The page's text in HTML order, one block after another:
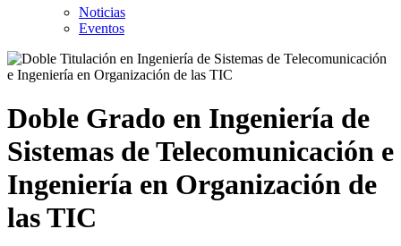
Noticias
Eventos
Doble Grado en Ingeniería de
Sistemas de Telecomunicación e
Ingeniería en Organización de
las TIC